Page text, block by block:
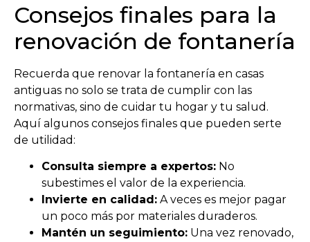
Consejos finales para la
renovación de fontanería
Recuerda que renovar la fontanería en casas
antiguas no solo se trata de cumplir con las
normativas, sino de cuidar tu hogar y tu salud.
Aquí algunos consejos finales que pueden serte
de utilidad:
Consulta siempre a expertos: No
subestimes el valor de la experiencia.
Invierte en calidad: A veces es mejor pagar
un poco más por materiales duraderos.
Mantén un seguimiento: Una vez renovado,